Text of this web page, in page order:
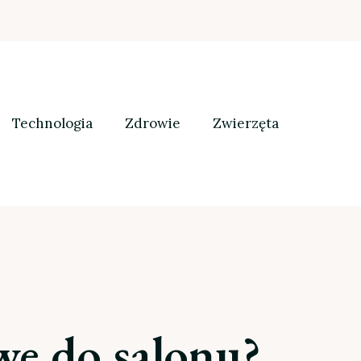
Technologia Zdrowie Zwierzęta